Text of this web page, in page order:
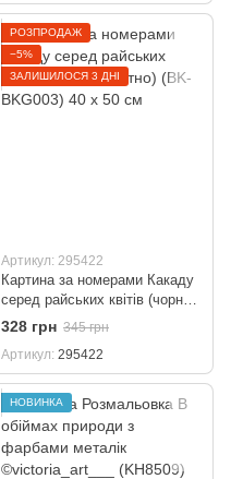
РОЗПРОДАЖ
−5%
ЗАЛИШИЛОСЯ 3 ДНІ
Артикул: 295422
Картина за номерами Какаду
серед райських квітів (чорне
полотно) (BK-BKG003) 40 х 50
328 грн 345 грн
Артикул 295422
НОВИНКА